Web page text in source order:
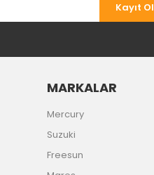
Gönder
Kayıt Ol
MARKALAR
Mercury
Suzuki
Freesun